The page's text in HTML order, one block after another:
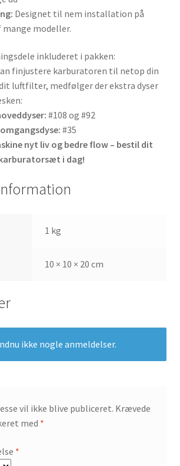
Designet til nem installation på
modeller.
inkluderet i pakken:
finjustere karburatoren til netop din
luftfilter, medfølger der ekstra dyser
#108 og #92
#35
nyt liv og bedre flow – bestil dit
karburatorsæt i dag!
1 kg
10 × 10 × 20 cm
ikke nogle anmeldelser.
vil ikke blive publiceret. Krævede
med *
*